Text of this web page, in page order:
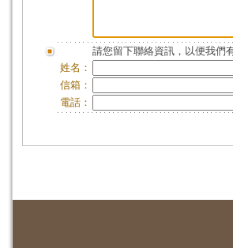
請您留下聯絡資訊，以便我們
姓名：
信箱：
電話：